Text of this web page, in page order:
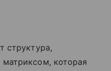
структура,
которая